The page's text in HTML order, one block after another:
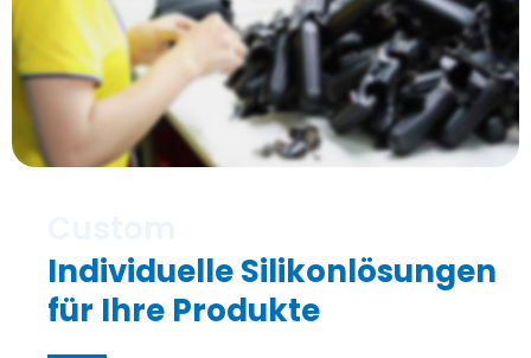
Individuelle Silikonlösungen
für Ihre Produkte